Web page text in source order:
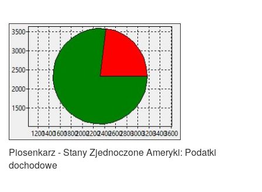
Piosenkarz - Stany Zjednoczone Ameryki: Podatki
dochodowe